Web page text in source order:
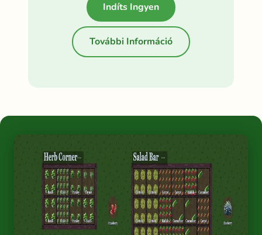
Indíts Ingyen
További Információ